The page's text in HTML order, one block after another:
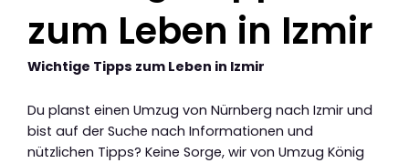
zum Leben in Izmir
Wichtige Tipps zum Leben in Izmir
Du planst einen Umzug von Nürnberg nach Izmir und
bist auf der Suche nach Informationen und
nützlichen Tipps? Keine Sorge, wir von Umzug König